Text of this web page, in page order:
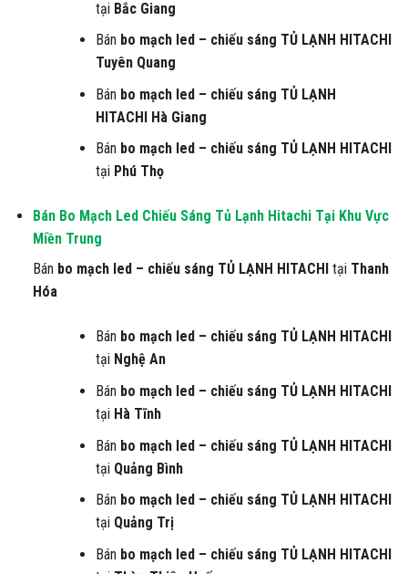
tại Bắc Giang
Bán bo mạch led – chiếu sáng TỦ LẠNH HITACHI
Tuyên Quang
Bán bo mạch led – chiếu sáng TỦ LẠNH
HITACHIHà Giang
Bán bo mạch led – chiếu sáng TỦ LẠNH HITACHI
tại Phú Thọ
Bán Bo Mạch Led Chiếu Sáng Tủ Lạnh HitachiTại Khu Vực
Miền Trung
Bán bo mạch led – chiếu sáng TỦ LẠNH HITACHI tại Thanh
Hóa
Bán bo mạch led – chiếu sáng TỦ LẠNH HITACHI
tại Nghệ An
Bán bo mạch led – chiếu sáng TỦ LẠNH HITACHI
tại Hà Tĩnh
Bán bo mạch led – chiếu sáng TỦ LẠNH HITACHI
tại Quảng Bình
Bán bo mạch led – chiếu sáng TỦ LẠNH HITACHI
tại Quảng Trị
Bán bo mạch led – chiếu sáng TỦ LẠNH HITACHI